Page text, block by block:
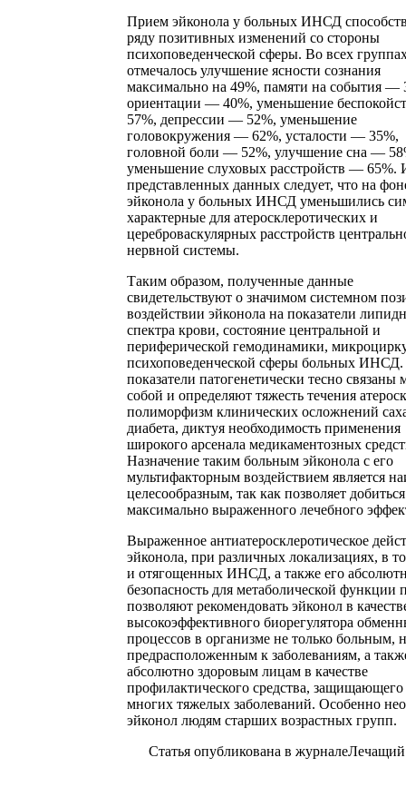
Прием эйконола у больных ИНСД
ряду позитивных изменений со стороны
психоповеденческой сферы. Во всех
отмечалось улучшение ясности сознания
максимально на 49%, памяти на события —
ориентации — 40%, уменьшение
57%, депрессии — 52%, уменьшение
головокружения — 62%, усталости — 35%,
головной боли — 52%, улучшение сна —
уменьшение слуховых расстройств — 65%.
представленных данных следует, что на
эйконола у больных ИНСД уменьшились
характерные для атеросклеротических и
цереброваскулярных расстройств
нервной системы.
Таким образом, полученные данные
свидетельствуют о значимом системном
воздействии эйконола на показатели
спектра крови, состояние центральной и
периферической гемодинамики,
психоповеденческой сферы больных ИНСД.
показатели патогенетически тесно связаны
собой и определяют тяжесть течения
полиморфизм клинических осложнений
диабета, диктуя необходимость применения
широкого арсенала медикаментозных
Назначение таким больным эйконола с его
мультифакторным воздействием является
целесообразным, так как позволяет добиться
максимально выраженного лечебного
Выраженное антиатеросклеротическое
эйконола, при различных локализациях, в
и отягощенных ИНСД, а также его
безопасность для метаболической функции
позволяют рекомендовать эйконол в
высокоэффективного биорегулятора
процессов в организме не только больным,
предрасположенным к заболеваниям, а
абсолютно здоровым лицам в качестве
профилактического средства, защищающего
многих тяжелых заболеваний. Особенно
эйконол людям старших возрастных групп.
Статья опубликована в